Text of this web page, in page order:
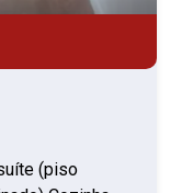
(piso